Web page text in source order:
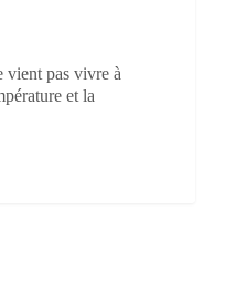
vient pas vivre à
et la